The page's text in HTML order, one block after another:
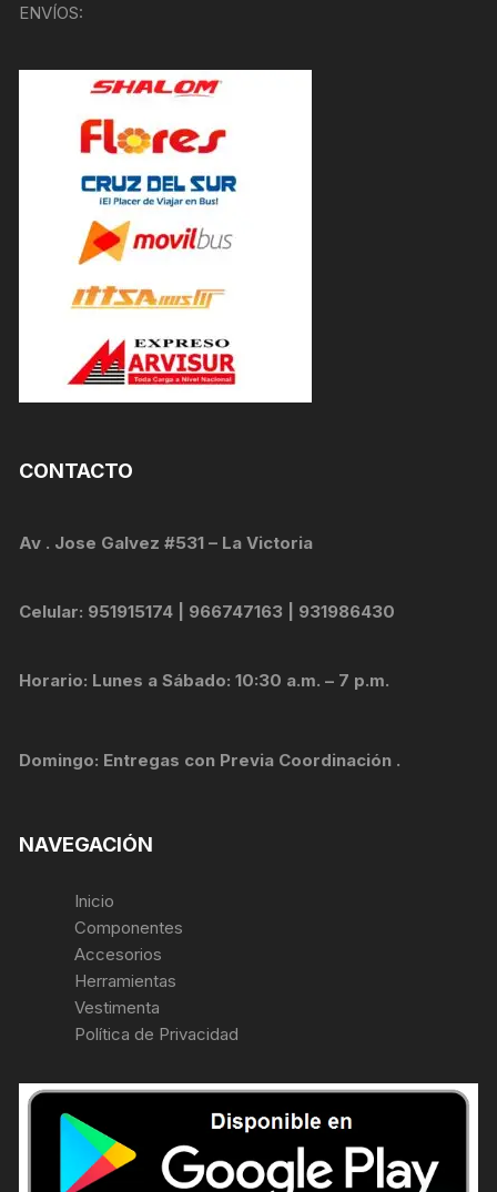
ENVÍOS:
CONTACTO
Av . Jose Galvez #531 – La Victoria
Celular: 951915174 | 966747163 | 931986430
Horario: Lunes a Sábado: 10:30 a.m. – 7 p.m.
Domingo: Entregas con Previa Coordinación .
NAVEGACIÓN
Inicio
Componentes
Accesorios
Herramientas
Vestimenta
Política de Privacidad